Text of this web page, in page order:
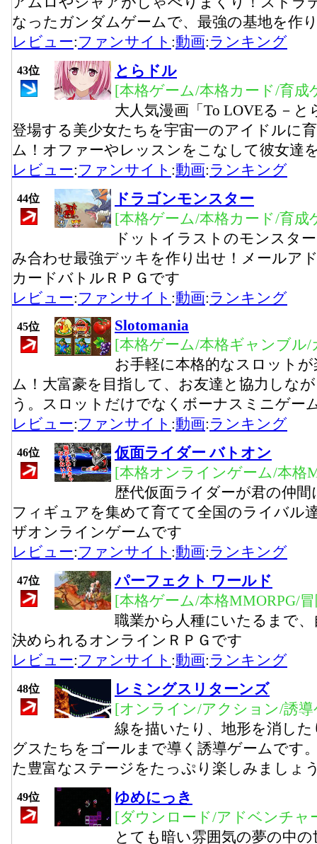
なったガンダムゲームで、最強の基地を作
レビュー:ファンサイト :動画:ランキング
43位
とらドル
[本格ゲーム/本格カード/育成
大人気漫画「To LOVEる－
登場する美少女たちを宇宙一のアイドルに
ム！オファーやレッスンをこなして彼女達
レビュー:ファンサイト :動画:ランキング
44位
ドラゴンモンスター
[本格ゲーム/本格カード/育成
ドットイラストのモンスタ
み合わせ最強デッキを作り出せ！メールア
カードバトルＲＰＧです
レビュー:ファンサイト :動画:ランキング
45位
Slotomania
[本格ゲーム/本格ギャンブル
お手軽に本格的なスロット
ム！大富豪を目指して、お友達と協力しな
う。スロットだけでなくボーナスミニゲー
レビュー:ファンサイト :動画:ランキング
46位
仮面ライダー バトオン
[本格オンラインゲーム/本格
歴代仮面ライダーが君の仲
フィギュアを集めて育てて全国のライバル
ザオンラインゲームです
レビュー:ファンサイト :動画:ランキング
47位
パーフェクト ワールド
[本格ゲーム/本格MMORPG/
職業から人種にいたるまで
決められるオンラインＲＰＧです
レビュー:ファンサイト :動画:ランキング
48位
レミングスリターンズ
[オンライン/アクション/誘
線を描いたり、地形を消し
グスたちをゴールまで導く誘導ゲームです
た豊富なステージをたっぷり楽しみましょ
49位
ゆめにっき
[ダウンロード/アドベンチャ
とても暗い雰囲気の夢の中